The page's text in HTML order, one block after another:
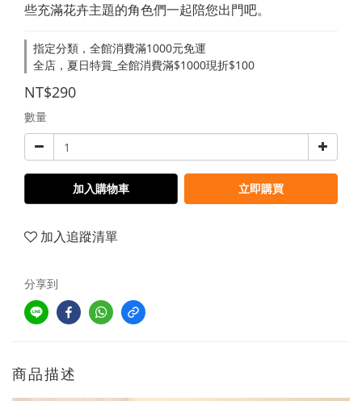
些充滿花卉主題的角色們一起陪您出門吧。
指定分類，全館消費滿1000元免運
全店，夏日特賞_全館消費滿$1000現折$100
NT$290
數量
加入購物車 立即購買
加入追蹤清單
分享到
商品描述